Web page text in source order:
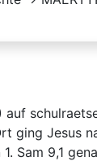
ging Jesus
Sam 9,1